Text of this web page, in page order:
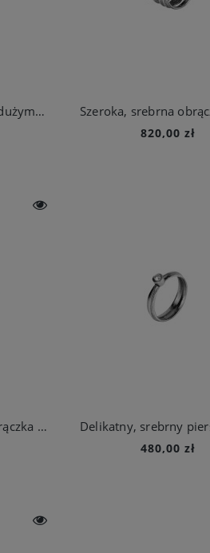
Srebrny pierścionek z dużym kryształem górskim z kolekcji Prato
820,00 zł
Szeroka, pozłacana obrączka z kryształami górskimi z kolekcji Prato
480,00 zł